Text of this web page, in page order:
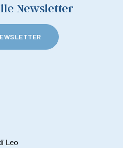
Newsletter
Leo